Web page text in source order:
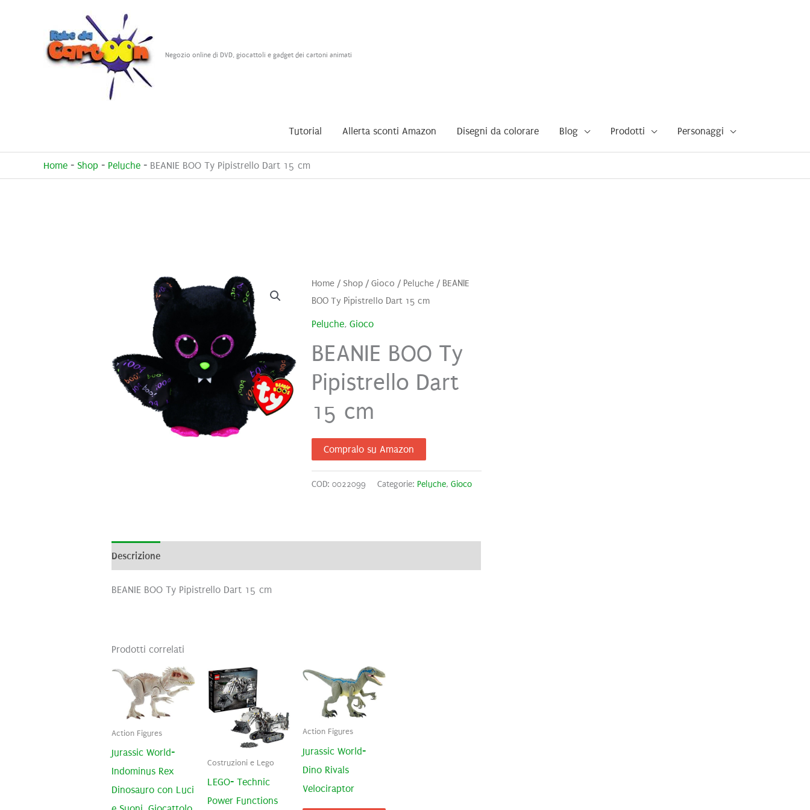
Negozio online di DVD, giocattoli e gadget dei cartoni animati
Tutorial Allerta sconti Amazon Disegni da colorare Blog Prodotti Personaggi
Home - Shop - Peluche - BEANIE BOO Ty Pipistrello Dart 15 cm
Home/ Shop/ Gioco / Peluche/ BEANIE
BOO Ty Pipistrello Dart 15 cm
Peluche, Gioco
BEANIE BOO Ty
Pipistrello Dart
15 cm
Compralo su Amazon
COD: 0022099 Categorie: Peluche, Gioco
Descrizione
BEANIE BOO Ty Pipistrello Dart 15 cm
Prodotti correlati
Action Figures
Jurassic World-
Indominus Rex
Dinosauro con Luci
Costruzioni e Lego
LEGO- Technic
Power Functions
Action Figures
Jurassic World-
Dino Rivals
Velociraptor